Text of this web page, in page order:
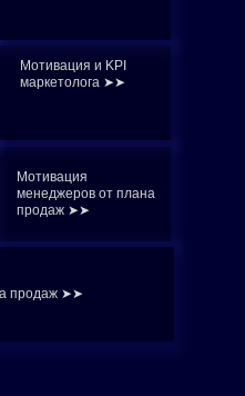
Мотивация и KPI
маркетолога ➤➤
продаж ➤➤
Мотивация
менеджеров от плана
продаж ➤➤